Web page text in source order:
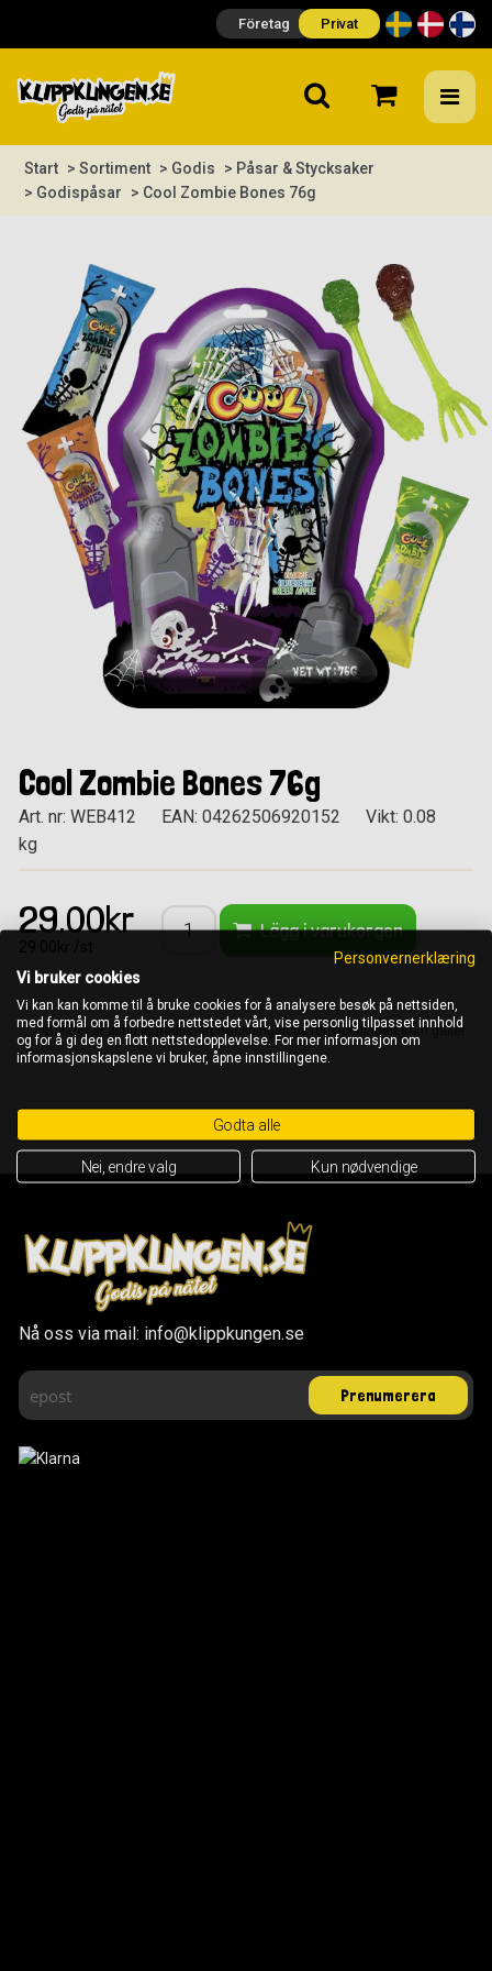
Företag Privat
Start > Sortiment > Godis
> Påsar & Stycksaker
> Godispåsar
> Cool Zombie Bones 76g
Cool Zombie Bones 76g
Art. nr: WEB412 EAN: 04262506920152
Vikt: 0.08
kg
29.00kr Lägg i varukorgen
OBS! Det är alltid ingrediensförteckningen på förpackningen som gäller
Nå oss via mail: info@klippkungen.se
Personvernerklæring
Vi bruker cookies
Vi kan kan komme til å bruke cookies for å analysere besøk på nettsiden,
med formål om å forbedre nettstedet vårt, vise personlig tilpasset innhold
og for å gi deg en flott nettstedopplevelse. For mer informasjon om
informasjonskapslene vi bruker, åpne innstillingene.
Godta alle
Nei, endre valg Kun nødvendige